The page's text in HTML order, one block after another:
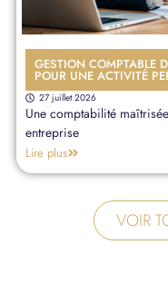
GESTION COMPTABLE
POUR UNE ACTIVITÉ
27 juillet 2026
Une comptabilité
entreprise
Lire plus
VOIR